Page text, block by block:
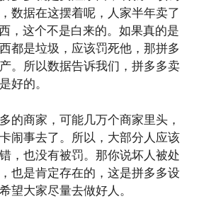
数据在这摆着呢，人家半年卖了
，这个不是白来的。如果真的是
都是垃圾，应该罚死他，那拼多
。所以数据告诉我们，拼多多卖
好的。
的商家，可能几万个商家里头，
闹事去了。所以，大部分人应该
，也没有被罚。那你说坏人被处
也是肯定存在的，这是拼多多设
望大家尽量去做好人。